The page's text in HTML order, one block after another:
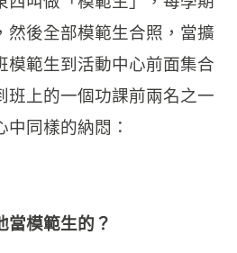
然後全部模範生合照，當擴
模範生到活動中心前面集合
班上的一個功課前兩名之一
同樣的納悶：
當模範生的？